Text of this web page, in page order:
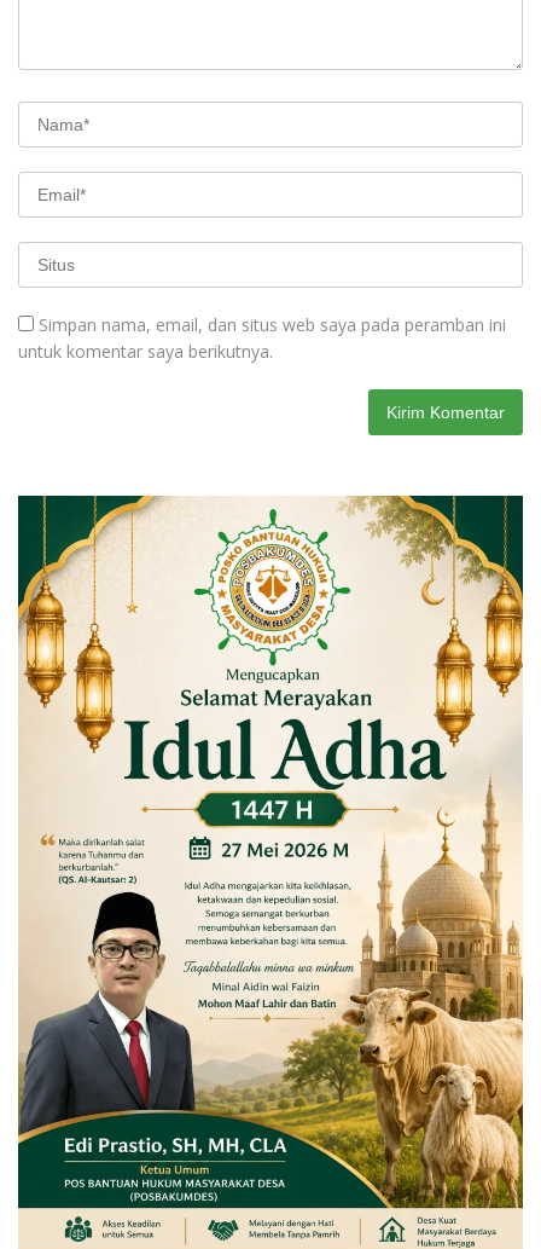
Simpan nama, email, dan situs web saya pada peramban ini
untuk komentar saya berikutnya.